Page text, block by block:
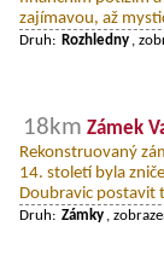
zajímavou, až
Druh: Rozhledny ,
18km Zámek
Rekonstruovaný
14. století byla
Doubravic postavit
Druh: Zámky ,